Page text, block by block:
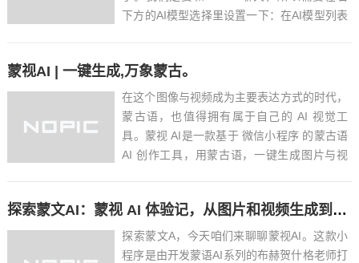
下方的AI模型选择里设置一下：在AI模型列表
下面是我的测试对话：不过得说...
蒙视AI | 一键生成,万象蒙古。
在这个图像与视频成为主要表达方式的时代，
蒙古语，也值得拥有属于自己的 AI 视觉工
具。蒙视 AI是一款基于 微信小程序 的蒙古语
AI 创作工具，用蒙古语，一键生成图片与视
时代继续生长...
探索蒙文AI：蒙视 AI 体验记，从图片和视频生成到积分规则，聊聊蒙文AI的现状与难题
探索蒙文A，今天咱们来聊聊蒙视AI。这款小
程序是由开发蒙语AI系列的布赫贺什格老师打